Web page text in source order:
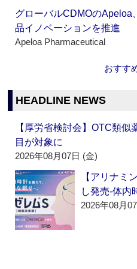
グローバルCDMOのApeloa
品イノベーションを推進
Apeloa Pharmaceutical
おすす
HEADLINE NEWS
【厚労省検討会】OTC類似
目が対象に
2026年08月07日 (金)
【アリナミ
し発売‐体内
2026年08月